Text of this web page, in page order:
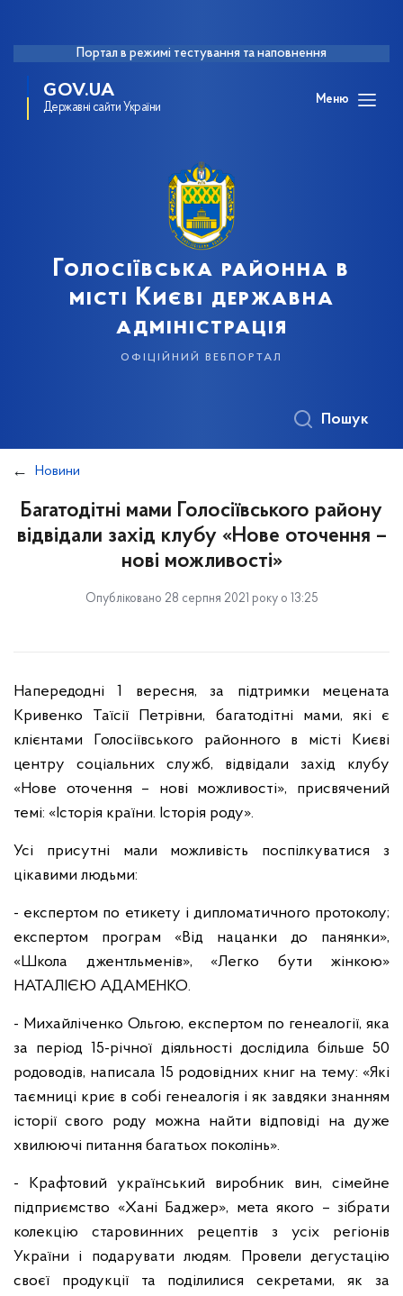
Портал в режимі тестування та наповнення
GOV.UA
Державні сайти України
Меню
Голосіївська районна в
місті Києві державна
адміністрація
офіційний вебпортал
Пошук
Новини
Багатодітні мами Голосіївського району
відвідали захід клубу «Нове оточення –
нові можливості»
Опубліковано 28 серпня 2021 року о 13:25
Напередодні 1 вересня, за підтримки мецената
Кривенко Таїсії Петрівни, багатодітні мами, які є
клієнтами Голосіївського районного в місті Києві
центру соціальних служб, відвідали захід клубу
«Нове оточення – нові можливості», присвячений
темі: «Історія країни. Історія роду».
Усі присутні мали можливість поспілкуватися з
цікавими людьми:
- експертом по етикету і дипломатичного протоколу;
експертом програм «Від нацанки до панянки»,
«Школа джентльменів», «Легко бути жінкою»
НАТАЛІЄЮ АДАМЕНКО.
- Михайліченко Ольгою, експертом по генеалогії, яка
за період 15-річної діяльності дослідила більше 50
родоводів, написала 15 родовідних книг на тему: «Які
таємниці криє в собі генеалогія і як завдяки знанням
історії свого роду можна найти відповіді на дуже
хвилюючі питання багатьох поколінь».
- Крафтовий український виробник вин, сімейне
підприємство «Хані Баджер», мета якого – зібрати
колекцію старовинних рецептів з усіх регіонів
України і подарувати людям. Провели дегустацію
своєї продукції та поділилися секретами, як за